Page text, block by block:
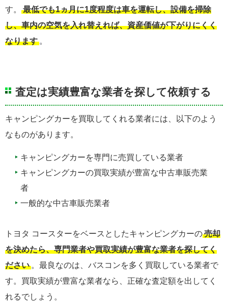
す。
最低でも1ヵ月に1度程度は車を運転し、設備を掃除
し、車内の空気を入れ替えれば、資産価値が下がりにくく
なります 。
査定は実績豊富な業者を探して依頼する
キャンピングカーを買取してくれる業者には、以下のよう
なものがあります。
キャンピングカーを専門に売買している業者
キャンピングカーの買取実績が豊富な中古車販売業
者
一般的な中古車販売業者
トヨタ コースターをベースとしたキャンピングカーの売却
を決めたら、専門業者や買取実績が豊富な業者を探してく
ださい 。最良なのは、バスコンを多く買取している業者で
す。買取実績が豊富な業者なら、正確な査定額を出してく
れるでしょう。